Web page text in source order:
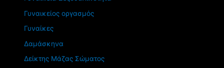
Γυναικείος οργασμός
Γυναίκες
Δαμάσκηνα
Δείκτης Μάζας Σώματος